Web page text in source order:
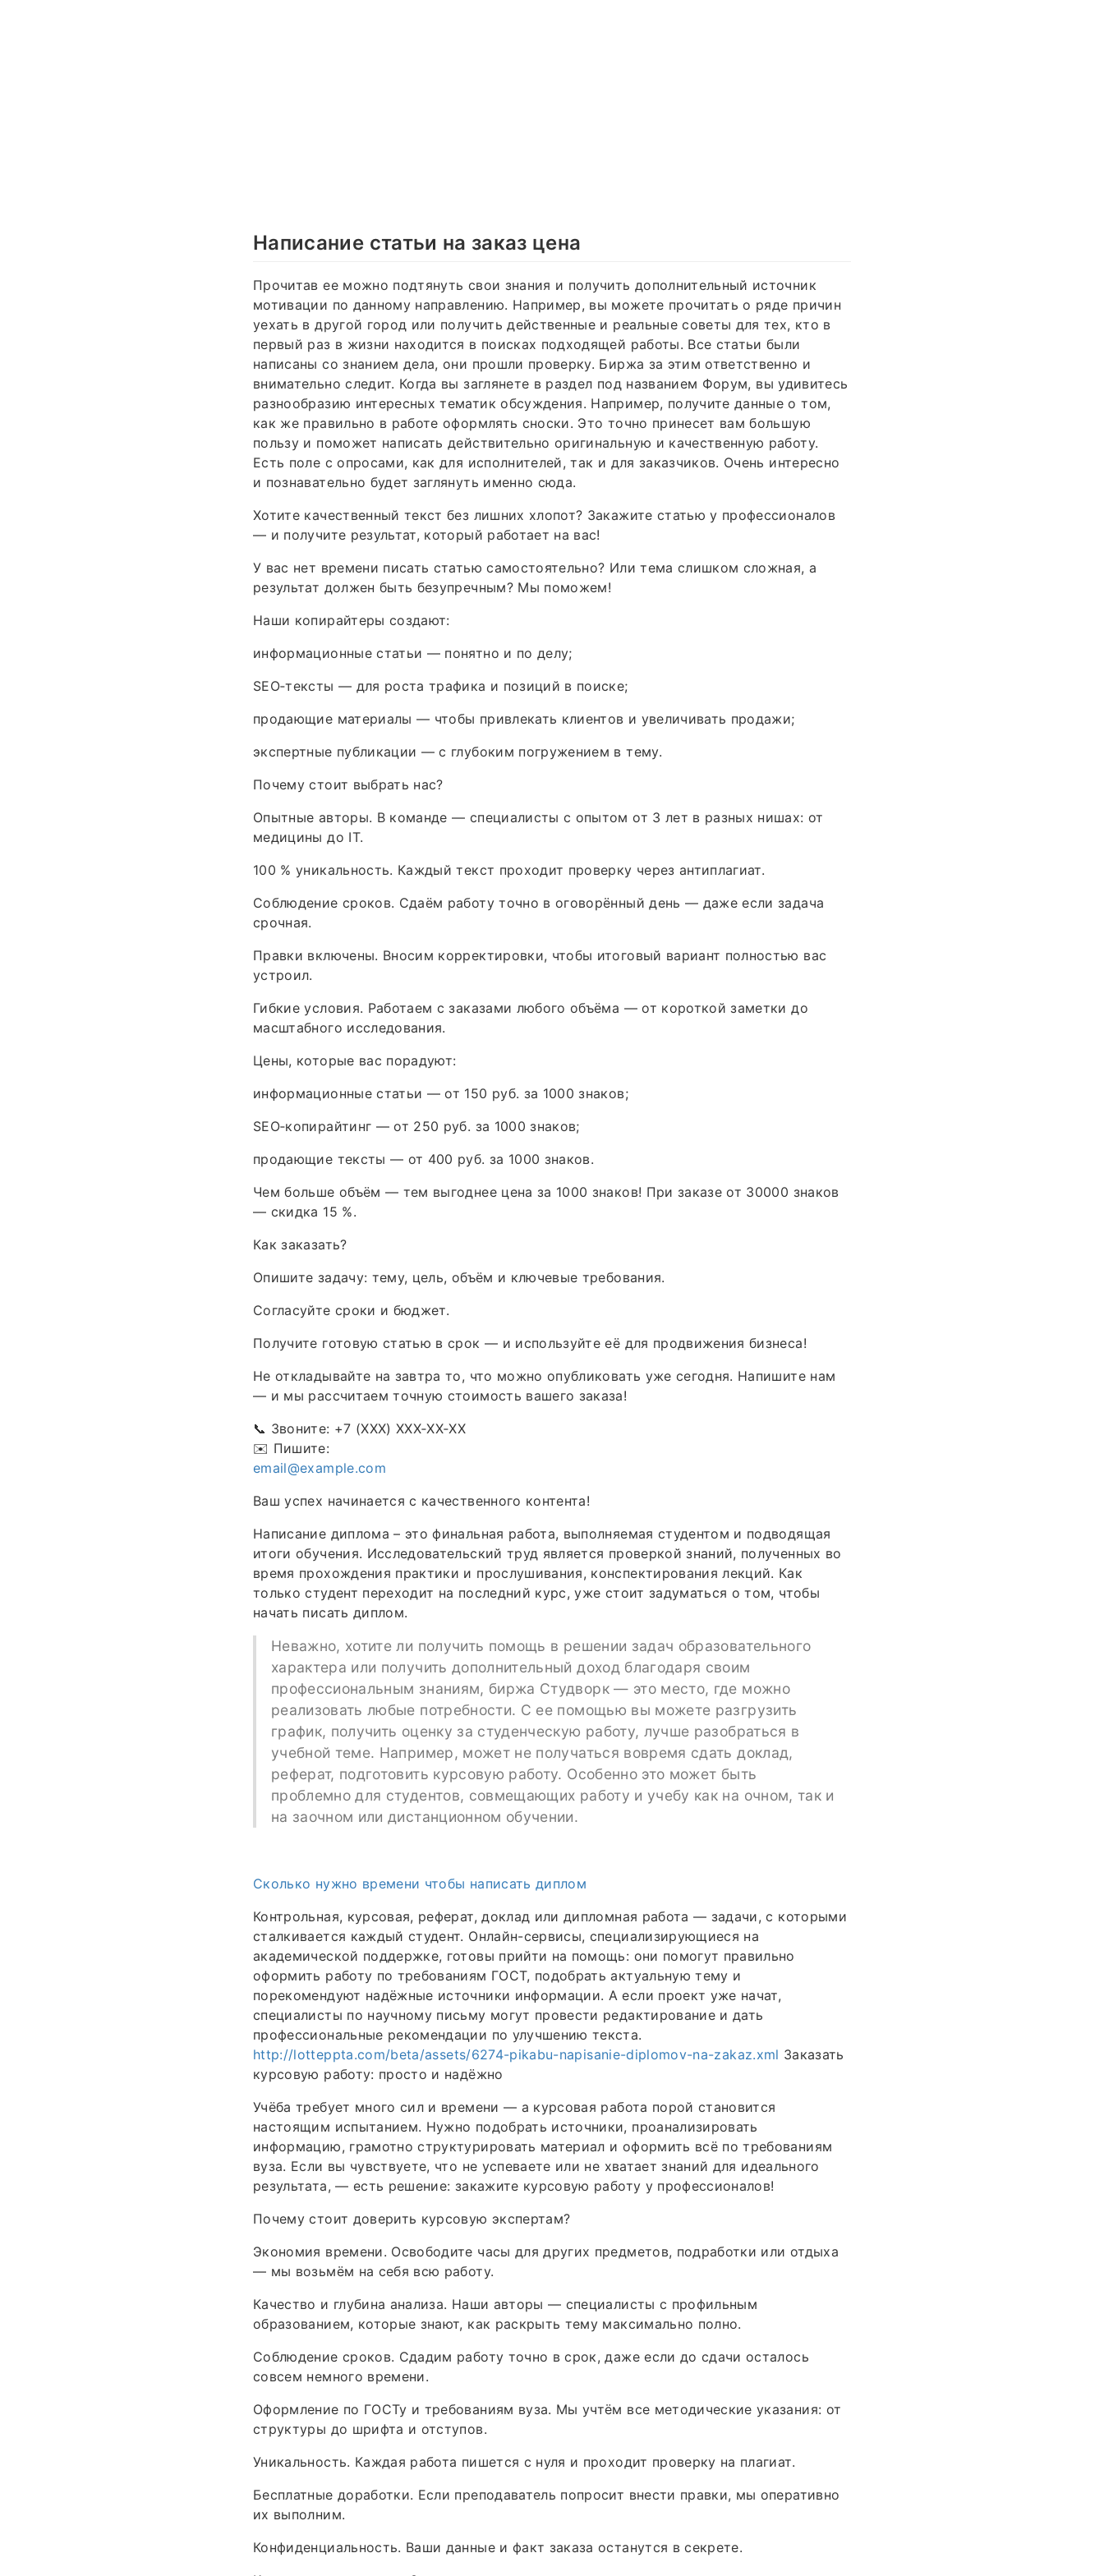
Написание статьи на заказ цена
Прочитав ее можно подтянуть свои знания и получить дополнительный источник
мотивации по данному направлению. Например, вы можете прочитать о ряде причин
уехать в другой город или получить действенные и реальные советы для тех, кто в
первый раз в жизни находится в поисках подходящей работы. Все статьи были
написаны со знанием дела, они прошли проверку. Биржа за этим ответственно и
внимательно следит. Когда вы заглянете в раздел под названием Форум, вы удивитесь
разнообразию интересных тематик обсуждения. Например, получите данные о том,
как же правильно в работе оформлять сноски. Это точно принесет вам большую
пользу и поможет написать действительно оригинальную и качественную работу.
Есть поле с опросами, как для исполнителей, так и для заказчиков. Очень интересно
и познавательно будет заглянуть именно сюда.
Хотите качественный текст без лишних хлопот? Закажите статью у профессионалов
— и получите результат, который работает на вас!
У вас нет времени писать статью самостоятельно? Или тема слишком сложная, а
результат должен быть безупречным? Мы поможем!
Наши копирайтеры создают:
информационные статьи — понятно и по делу;
SEO‑тексты — для роста трафика и позиций в поиске;
продающие материалы — чтобы привлекать клиентов и увеличивать продажи;
экспертные публикации — с глубоким погружением в тему.
Почему стоит выбрать нас?
Опытные авторы. В команде — специалисты с опытом от 3 лет в разных нишах: от
медицины до IT.
100 % уникальность. Каждый текст проходит проверку через антиплагиат.
Соблюдение сроков. Сдаём работу точно в оговорённый день — даже если задача
срочная.
Правки включены. Вносим корректировки, чтобы итоговый вариант полностью вас
устроил.
Гибкие условия. Работаем с заказами любого объёма — от короткой заметки до
масштабного исследования.
Цены, которые вас порадуют:
информационные статьи — от 150 руб. за 1000 знаков;
SEO‑копирайтинг — от 250 руб. за 1000 знаков;
продающие тексты — от 400 руб. за 1000 знаков.
Чем больше объём — тем выгоднее цена за 1000 знаков! При заказе от 30000 знаков
— скидка 15 %.
Как заказать?
Опишите задачу: тему, цель, объём и ключевые требования.
Согласуйте сроки и бюджет.
Получите готовую статью в срок — и используйте её для продвижения бизнеса!
Не откладывайте на завтра то, что можно опубликовать уже сегодня. Напишите нам
— и мы рассчитаем точную стоимость вашего заказа!
📞 Звоните: +7 (XXX) XXX‑XX‑XX
✉️ Пишите:
email@example.com
Ваш успех начинается с качественного контента!
Написание диплома – это финальная работа, выполняемая студентом и подводящая
итоги обучения. Исследовательский труд является проверкой знаний, полученных во
время прохождения практики и прослушивания, конспектирования лекций. Как
только студент переходит на последний курс, уже стоит задуматься о том, чтобы
начать писать диплом.
Неважно, хотите ли получить помощь в решении задач образовательного
характера или получить дополнительный доход благодаря своим
профессиональным знаниям, биржа Студворк — это место, где можно
реализовать любые потребности. С ее помощью вы можете разгрузить
график, получить оценку за студенческую работу, лучше разобраться в
учебной теме. Например, может не получаться вовремя сдать доклад,
реферат, подготовить курсовую работу. Особенно это может быть
проблемно для студентов, совмещающих работу и учебу как на очном, так и
на заочном или дистанционном обучении.
Сколько нужно времени чтобы написать диплом
Контрольная, курсовая, реферат, доклад или дипломная работа — задачи, с которыми
сталкивается каждый студент. Онлайн-сервисы, специализирующиеся на
академической поддержке, готовы прийти на помощь: они помогут правильно
оформить работу по требованиям ГОСТ, подобрать актуальную тему и
порекомендуют надёжные источники информации. А если проект уже начат,
специалисты по научному письму могут провести редактирование и дать
профессиональные рекомендации по улучшению текста.
http://lotteppta.com/beta/assets/6274-pikabu-napisanie-diplomov-na-zakaz.xml Заказать
курсовую работу: просто и надёжно
Учёба требует много сил и времени — а курсовая работа порой становится
настоящим испытанием. Нужно подобрать источники, проанализировать
информацию, грамотно структурировать материал и оформить всё по требованиям
вуза. Если вы чувствуете, что не успеваете или не хватает знаний для идеального
результата, — есть решение: закажите курсовую работу у профессионалов!
Почему стоит доверить курсовую экспертам?
Экономия времени. Освободите часы для других предметов, подработки или отдыха
— мы возьмём на себя всю работу.
Качество и глубина анализа. Наши авторы — специалисты с профильным
образованием, которые знают, как раскрыть тему максимально полно.
Соблюдение сроков. Сдадим работу точно в срок, даже если до сдачи осталось
совсем немного времени.
Оформление по ГОСТу и требованиям вуза. Мы учтём все методические указания: от
структуры до шрифта и отступов.
Уникальность. Каждая работа пишется с нуля и проходит проверку на плагиат.
Бесплатные доработки. Если преподаватель попросит внести правки, мы оперативно
их выполним.
Конфиденциальность. Ваши данные и факт заказа останутся в секрете.